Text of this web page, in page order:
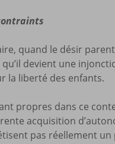
quand le désir
devient une
la liberté des enfants.
propres dans ce
acquisition
pas réellement un